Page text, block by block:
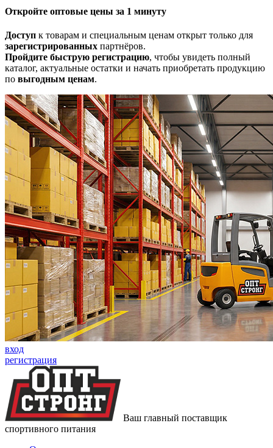
Откройте оптовые цены за 1 минуту
Доступ к товарам и специальным ценам открыт только для
зарегистрированных партнёров.
Пройдите быструю регистрацию, чтобы увидеть полный
каталог, актуальные остатки и начать приобретать продукцию
по выгодным ценам.
вход
регистрация
Ваш главный поставщик
спортивного питания